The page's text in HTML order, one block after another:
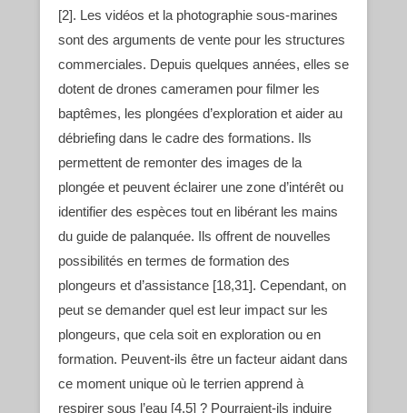
[2]. Les vidéos et la photographie sous-marines
sont des arguments de vente pour les structures
commerciales. Depuis quelques années, elles se
dotent de drones cameramen pour filmer les
baptêmes, les plongées d’exploration et aider au
débriefing dans le cadre des formations. Ils
permettent de remonter des images de la
plongée et peuvent éclairer une zone d’intérêt ou
identifier des espèces tout en libérant les mains
du guide de palanquée. Ils offrent de nouvelles
possibilités en termes de formation des
plongeurs et d’assistance [18,31]. Cependant, on
peut se demander quel est leur impact sur les
plongeurs, que cela soit en exploration ou en
formation. Peuvent-ils être un facteur aidant dans
ce moment unique où le terrien apprend à
respirer sous l’eau [4,5] ? Pourraient-ils induire